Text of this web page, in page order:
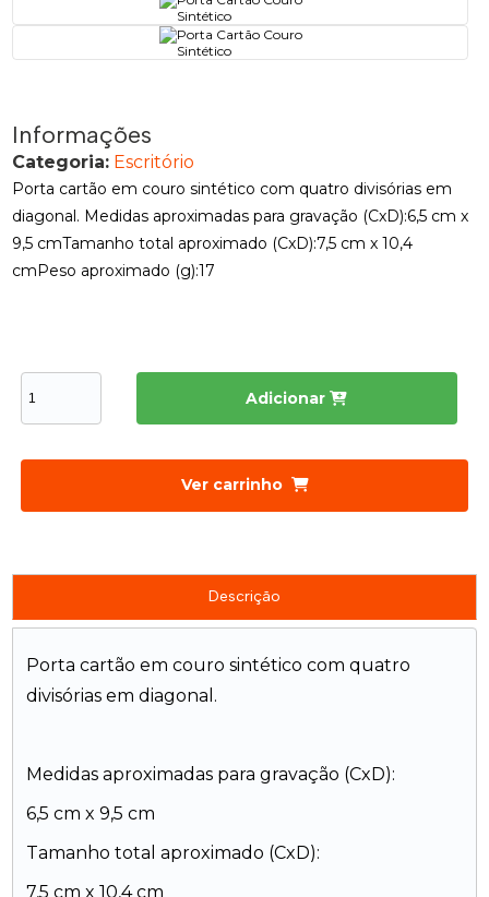
Informações
Categoria: Escritório
Porta cartão em couro sintético com quatro divisórias em
diagonal. Medidas aproximadas para gravação (CxD):6,5 cm x
9,5 cmTamanho total aproximado (CxD):7,5 cm x 10,4
cmPeso aproximado (g):17
Adicionar
Ver carrinho
Descrição
Porta cartão em couro sintético com quatro
divisórias em diagonal.
Medidas aproximadas para gravação (CxD):
6,5 cm x 9,5 cm
Tamanho total aproximado (CxD):
7,5 cm x 10,4 cm